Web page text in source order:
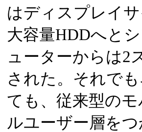
はディスプレイ
大容量HDDへと
ューターからは2
された。それで
ても、従来型の
ルユーザー層を